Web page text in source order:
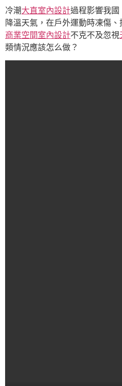
冷潮大直室內設計過程影響我國
降溫天氣，在戶外運動時凍傷
商業空間室內設計不克不及忽視
類情況應該怎么做？